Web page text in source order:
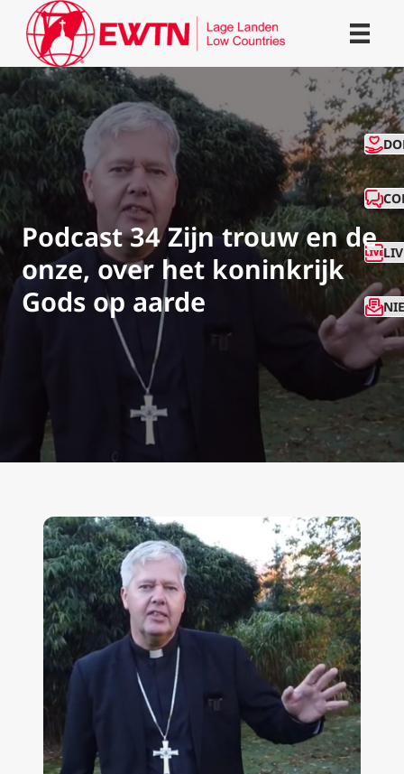
Podcast 34 Zijn trouw en de
onze, over het koninkrijk
Gods op aarde